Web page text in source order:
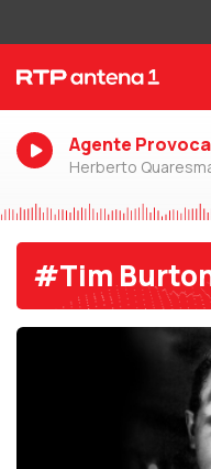
Agente
Herberto
#Tim